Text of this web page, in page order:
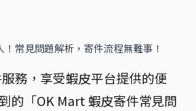
常見問題解析，寄件流程無難事！
務，享受蝦皮平台提供的便
的「OK Mart 蝦皮寄件常見問